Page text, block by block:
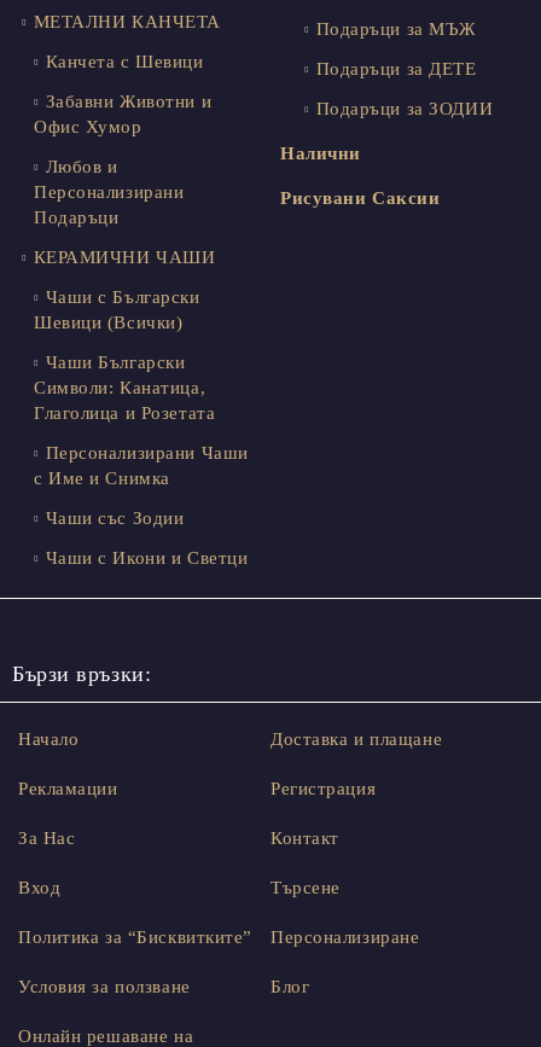
МЕТАЛНИ КАНЧЕТА
Канчета с Шевици
Забавни Животни и
Офис Хумор
Любов и
Персонализирани
Подаръци
КЕРАМИЧНИ ЧАШИ
Чаши с Български
Шевици (Всички)
Чаши Български
Символи: Канатица,
Глаголица и Розетата
Персонализирани Чаши
с Име и Снимка
Чаши със Зодии
Чаши с Икони и Светци
Подаръци за МЪЖ
Подаръци за ДЕТЕ
Подаръци за ЗОДИИ
Налични
Рисувани Саксии
Бързи връзки:
Начало
Рекламации
За Нас
Вход
Доставка и плащане
Регистрация
Контакт
Търсене
Политика за “Бисквитките”
Условия за ползване
Онлайн решаване на
Персонализиране
Блог